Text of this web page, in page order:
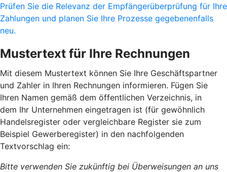
Prüfen Sie die Relevanz der Empfängerüberprüfung für Ihre
Zahlungen und planen Sie Ihre Prozesse gegebenenfalls
neu.
Mustertext für Ihre Rechnungen
Mit diesem Mustertext können Sie Ihre Geschäftspartner
und Zahler in Ihren Rechnungen informieren. Fügen Sie
Ihren Namen gemäß dem öffentlichen Verzeichnis, in
dem Ihr Unternehmen eingetragen ist (für gewöhnlich
Handelsregister oder vergleichbare Register sie zum
Beispiel Gewerberegister) in den nachfolgenden
Textvorschlag ein:
Bitte verwenden Sie zukünftig bei Überweisungen an uns